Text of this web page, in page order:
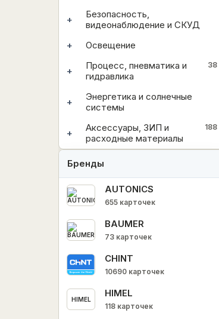
+
Безопасность,
видеонаблюдение и СКУД
+
Освещение
+
Процесс, пневматика и
гидравлика
38
+
Энергетика и солнечные
системы
+
Аксессуары, ЗИП и
расходные материалы
188
Бренды
AUTONICS
655 карточек
BAUMER
73 карточек
CHINT
10690 карточек
HIMEL
HIMEL
118 карточек